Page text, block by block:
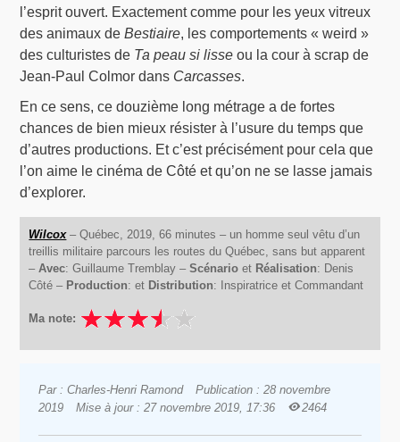
l’esprit ouvert. Exactement comme pour les yeux vitreux
des animaux deBestiaire, les comportements « weird »
des culturistes de Ta peau si lisse ou la cour à scrap de
Jean-Paul Colmor dans Carcasses.
En ce sens, ce douzième long métrage a de fortes
chances de bien mieux résister à l’usure du temps que
d’autres productions. Et c’est précisément pour cela que
l’on aime le cinéma de Côté et qu’on ne se lasse jamais
d’explorer.
Wilcox– Québec, 2019, 66 minutes – un homme seul vêtu d’un
treillis militaire parcours les routes du Québec, sans but apparent
–Avec: Guillaume Tremblay –Scénario et Réalisation: Denis
Côté – Production: et Distribution: Inspiratrice et Commandant
Ma note:
Par : Charles-Henri Ramond
Publication : 28 novembre
2019
Mise à jour : 27 novembre 2019, 17:36 2464